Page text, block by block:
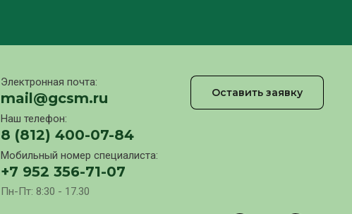
Электронная почта:
mail@gcsm.ru
Наш телефон:
8 (812) 400-07-84
Мобильный номер специалиста:
+7 952 356-71-07
Пн-Пт: 8:30 - 17.30
Оставить заявку